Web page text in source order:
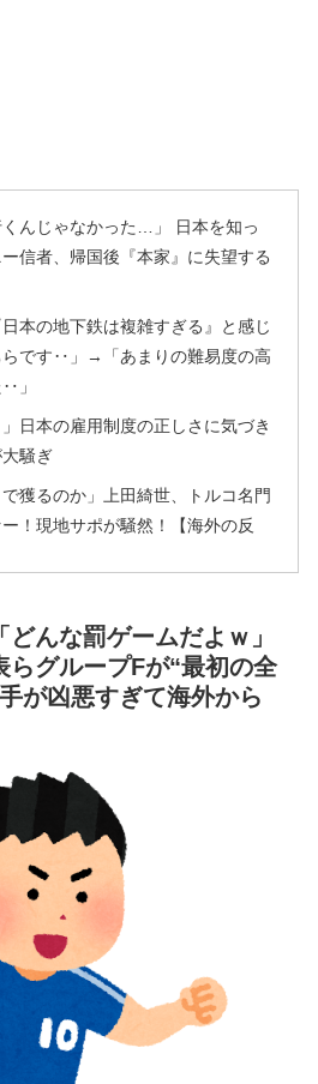
んじゃなかった…」 日本を知っ
信者、帰国後『本家』に失望する
本の地下鉄は複雑すぎる』と感じ
らです‥」→「あまりの難易度の高
」
日本の雇用制度の正しさに気づき
騒ぎ
獲るのか」上田綺世、トルコ名門
！現地サポが騒然！【海外の反
要求でまさかの残留の可能性浮
これ！【海外の反応】
マになった日本のアニメといえば
たものの使い道が分からない外国
マになった日本のアニメといえば
山火事が拡大し消防士が消火活
日は長崎に原爆が投下された日だな
完全に余分だったな」「原爆よ
が被害が大きかったんだよな」
どんな罰ゲームだよｗ」
らグループFが“最初の全
が凶悪すぎて海外から